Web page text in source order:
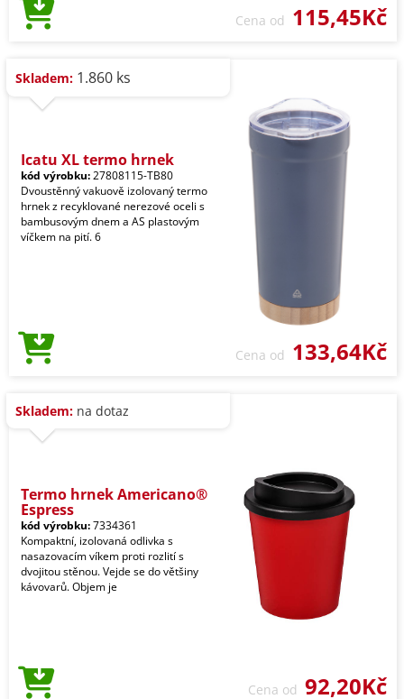
Cena od 115,45Kč
Skladem: 1.860 ks
Icatu XL termo hrnek
kód výrobku:27808115-TB80
Dvoustěnný vakuově izolovaný termo
hrnek z recyklované nerezové oceli s
bambusovým dnem a AS plastovým
víčkem na pití. 6
Cena od 133,64Kč
Skladem: na dotaz
Termo hrnek Americano®
Espress
kód výrobku:7334361
Kompaktní, izolovaná odlivka s
nasazovacím víkem proti rozlití s
dvojitou stěnou. Vejde se do většiny
kávovarů. Objem je
Cena od 92,20Kč